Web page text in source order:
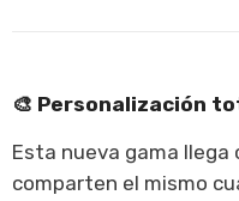
🎨 Personalización
Esta nueva gama llega
comparten el mismo